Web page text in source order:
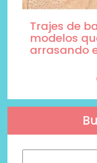
Trajes de
modelos
arrasando